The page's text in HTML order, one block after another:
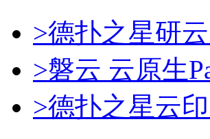
>德扑之星研
>磐云 云原生
>德扑之星云